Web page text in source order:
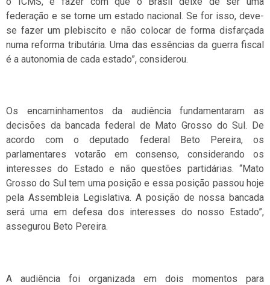
federação e se torne um estado nacional. Se for isso, deve-
se fazer um plebiscito e não colocar de forma disfarçada
numa reforma tributária. Uma das essências da guerra fiscal
é a autonomia de cada estado”, considerou.
Os encaminhamentos da audiência fundamentaram as
decisões da bancada federal de Mato Grosso do Sul. De
acordo com o deputado federal Beto Pereira, os
parlamentares votarão em consenso, considerando os
interesses do Estado e não questões partidárias. “Mato
Grosso do Sul tem uma posição e essa posição passou hoje
pela Assembleia Legislativa. A posição de nossa bancada
será uma em defesa dos interesses do nosso Estado”,
assegurou Beto Pereira.
A audiência foi organizada em dois momentos para